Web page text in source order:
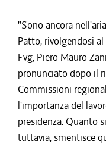
"Sono ancora
Patto, rivolgendosi
Fvg, Piero Mauro
pronunciato dopo il
Commissioni
l'importanza del
presidenza. Quanto
tuttavia, smentisce